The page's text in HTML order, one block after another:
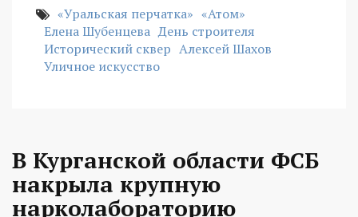
«Уральская перчатка» «Атом»
Елена Шубенцева День строителя
Исторический сквер Алексей Шахов
Уличное искусство
В Курганской области ФСБ
накрыла крупную
нарколабораторию